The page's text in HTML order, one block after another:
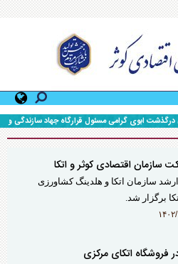
ابوی گرامی مسئول قرارگاه جهاد سازندگی و
خوزستان
سازمان اقتصادی کوثر و اتکا
سازمان اتکا و هلدینگ کشاورزی
برگزار شد.
اتکای مرکزی